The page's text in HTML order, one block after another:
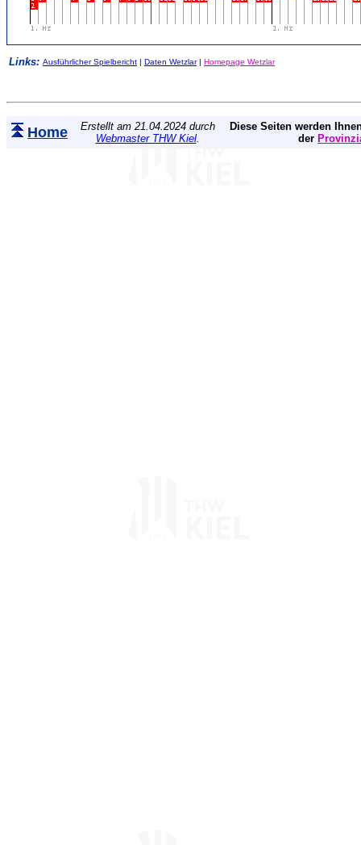
Links: Ausführlicher Spielbericht | Daten Wetzlar| Homepage Wetzlar
Home
Erstellt am 21.04.2024 durch
Webmaster THW Kiel.
Diese Seiten werden
der